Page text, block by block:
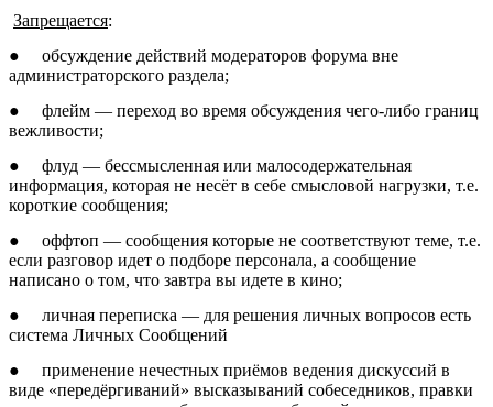
Запрещается:
●
обсуждение действий модераторов форума вне
администраторского раздела;
●
флейм — переход во время обсуждения чего-либо границ
вежливости;
●
флуд — бессмысленная или малосодержательная
информация, которая не несёт в себе смысловой нагрузки, т.е.
короткие сообщения;
●
оффтоп — сообщения которые не соответствуют теме, т.е.
если разговор идет о подборе персонала, а сообщение
написано о том, что завтра вы идете в кино;
●
личная переписка — для решения личных вопросов есть
система Личных Сообщений
●
применение нечестных приёмов ведения дискуссий в
виде «передёргиваний» высказываний собеседников, правки